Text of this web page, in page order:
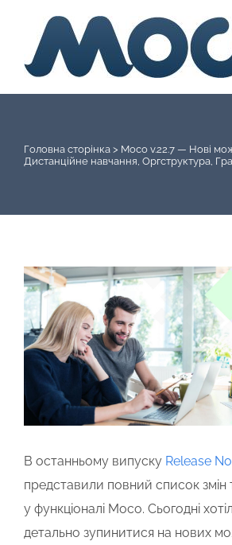
content
Головна сторінка > Moco v.22.7 — Нові
Дистанційне навчання, Оргструктура,
View
Larger
Image
В останньому випуску Release
представили повний список змін
у функціоналі Moco. Сьогодні
детально зупинитися на нових